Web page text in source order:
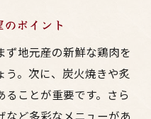
満喫するコツとは
の深い関係を探る
の楽しみ方
ポイント
ず地元産の新鮮な鶏肉を
。次に、炭火焼きや炙
ことが重要です。さら
など多彩なメニューがあ